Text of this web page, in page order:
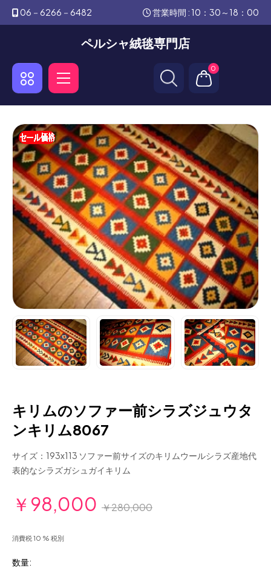
06－6266－6482 営業時間 : 10：30～18：00
ペルシャ絨毯専門店
0
キリムのソファー前シラズジュウタ
ンキリム8067
サイズ：193x113 ソファー前サイズのキリムウールシラズ産地代
表的なシラズガシュガイキリム
￥98,000 ￥280,000
消費税 10 % 税別
数量: